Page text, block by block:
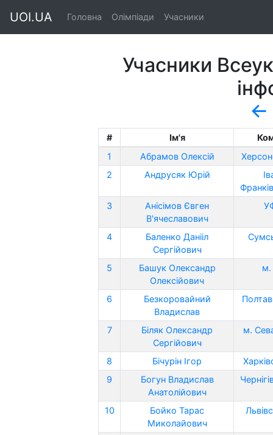
UOI.UA Головна Олімпіади Учасники
Учасники
←
# Ім'я
1
Абрамов Олексій
2
Андрусяк Юрій
3
Анісімов Євген
В'ячеславович
4
Баленко Данііл
Сергійович
5
Башук Олександр
Олексійович
м.
6
Безкоровайний
Владислав
7
Біляк Олександр
Сергійович
м.
8 Бічурін Ігор
9
Богун Владислав
Анатолійович
10
Бойко Тарас
Миколайович